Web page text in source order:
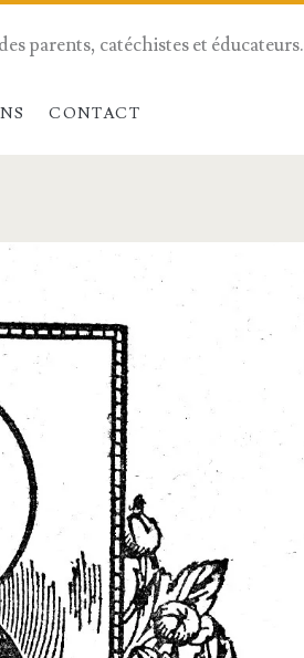
parents, catéchistes et éducateurs.
CONTACT